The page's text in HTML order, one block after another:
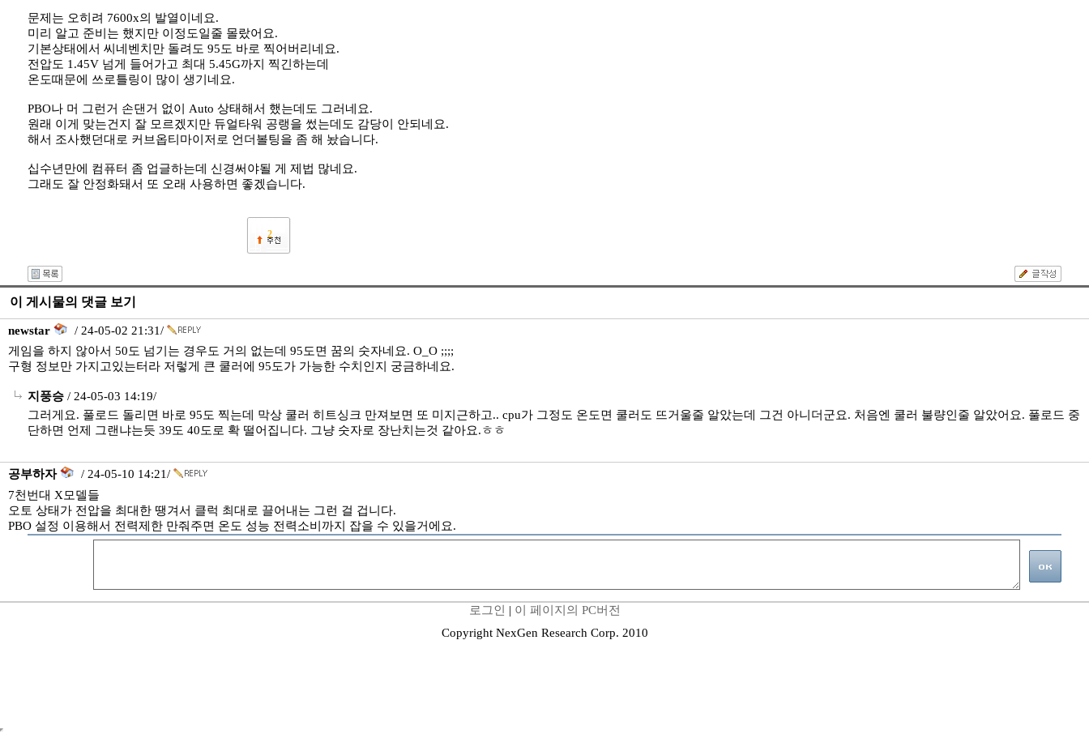
문제는 오히려 7600x의 발열이네요.
미리 알고 준비는 했지만 이정도일줄 몰랐어요.
기본상태에서 씨네벤치만 돌려도 95도 바로 찍어버리네요.
전압도 1.45V 넘게 들어가고 최대 5.45G까지 찍긴하는데
온도때문에 쓰로틀링이 많이 생기네요.
PBO나 머 그런거 손댄거 없이 Auto 상태해서 했는데도 그러네요.
원래 이게 맞는건지 잘 모르겠지만 듀얼타워 공랭을 썼는데도 감당이 안되네요.
해서 조사했던대로 커브옵티마이저로 언더볼팅을 좀 해 놨습니다.
십수년만에 컴퓨터 좀 업글하는데 신경써야될 게 제법 많네요.
그래도 잘 안정화돼서 또 오래 사용하면 좋겠습니다.
2
이 게시물의 댓글 보기
newstar
/ 24-05-02 21:31/
게임을 하지 않아서 50도 넘기는 경우도 거의 없는데 95도면 꿈의 숫자네요. O_O ;;;;
구형 정보만 가지고있는터라 저렇게 큰 쿨러에 95도가 가능한 수치인지 궁금하네요.
지풍승 / 24-05-03 14:19/
그러게요. 풀로드 돌리면 바로 95도 찍는데 막상 쿨러 히트싱크 만져보면 또 미지근하고.. cpu가 그정도 온도면 쿨러도 뜨거울줄 알았는데 그건 아니더군요. 처음엔 쿨러 불량인줄 알았어요. 풀로드 중
단하면 언제 그랜냐는듯 39도 40도로 확 떨어집니다. 그냥 숫자로 장난치는것 같아요.ㅎㅎ
공부하자
/ 24-05-10 14:21/
7천번대 X모델들
오토 상태가 전압을 최대한 땡겨서 클럭 최대로 끌어내는 그런 걸 겁니다.
PBO 설정 이용해서 전력제한 만줘주면 온도 성능 전력소비까지 잡을 수 있을거에요.
로그인 | 이 페이지의 PC버전
Copyright NexGen Research Corp. 2010